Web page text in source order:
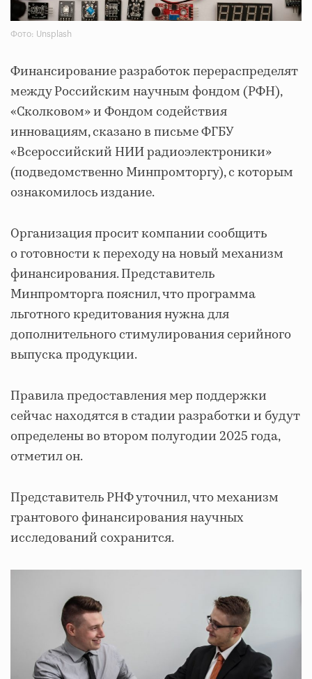
Фото: Unsplash
Финансирование разработок перераспределят
между Российским научным фондом (РФН),
«Сколковом» и Фондом содействия
инновациям, сказано в письме ФГБУ
«Всероссийский НИИ радиоэлектроники»
(подведомственно Минпромторгу), с которым
ознакомилось издание.
Организация просит компании сообщить
о готовности к переходу на новый механизм
финансирования. Представитель
Минпромторга пояснил, что программа
льготного кредитования нужна для
дополнительного стимулирования серийного
выпуска продукции.
Правила предоставления мер поддержки
сейчас находятся в стадии разработки и будут
определены во втором полугодии 2025 года,
отметил он.
Представитель РНФ уточнил, что механизм
грантового финансирования научных
исследований сохранится.